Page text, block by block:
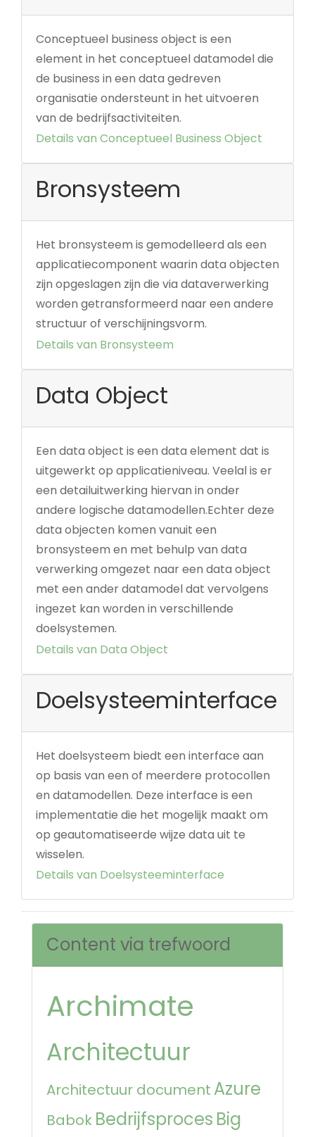
Conceptueel business object is een
element in het conceptueel datamodel die
de business in een data gedreven
organisatie ondersteunt in het uitvoeren
van de bedrijfsactiviteiten.
Details van Conceptueel Business Object
Bronsysteem
Het bronsysteem is gemodelleerd als een
applicatiecomponent waarin data objecten
zijn opgeslagen zijn die via dataverwerking
worden getransformeerd naar een andere
structuur of verschijningsvorm.
Details van Bronsysteem
Data Object
Een data object is een data element dat is
uitgewerkt op applicatieniveau. Veelal is er
een detailuitwerking hiervan in onder
andere logische datamodellen.Echter deze
data objecten komen vanuit een
bronsysteem en met behulp van data
verwerking omgezet naar een data object
met een ander datamodel dat vervolgens
ingezet kan worden in verschillende
doelsystemen.
Details van Data Object
Doelsysteeminterface
Het doelsysteem biedt een interface aan
op basis van een of meerdere protocollen
en datamodellen. Deze interface is een
implementatie die het mogelijk maakt om
op geautomatiseerde wijze data uit te
wisselen.
Details van Doelsysteeminterface
Content via trefwoord
Archimate
Architectuur
Architectuur document Azure
Babok Bedrijfsproces Big